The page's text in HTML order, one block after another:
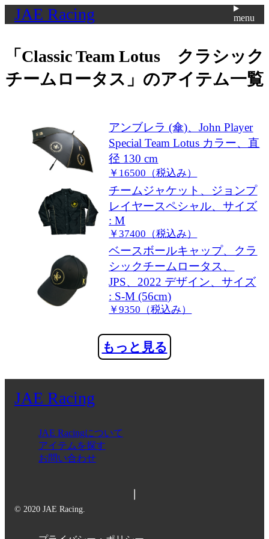
JAE Racing menu
「 Classic Team Lotus クラシック
チームロータス 」のアイテム一覧
アンブレラ (傘)、John Player
Special Team Lotus カラー、直
径 130 cm
￥16500（税込み）
チームジャケット、ジョンプ
レイヤースペシャル、サイズ
: M
￥37400（税込み）
ベースボールキャップ、クラ
シックチームロータス、
JPS、2022 デザイン、サイズ
: S-M (56cm)
￥9350（税込み）
もっと見る
JAE Racing
JAE Racingについて
アイテムを探す
お問い合わせ
© 2020 JAE Racing.